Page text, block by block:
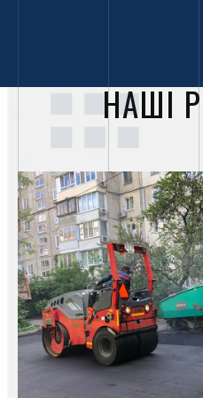
заміна бордюрів та поребриків
оцінки території, для вивчення
місцевості. Після цього
наасфальтування доріг і
Звернувшись до нас, ви
відмосток навколо будівель, а
ремонт доріг Біла Церква
зможете дізнатися вартість
вигідні умови для роботи.
НАШІ